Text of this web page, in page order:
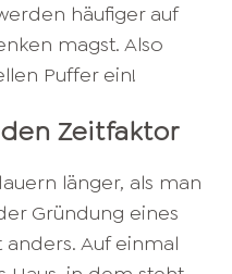
häufiger auf
magst. Also
Puffer ein!
Zeitfaktor
länger, als man
Gründung eines
Auf einmal